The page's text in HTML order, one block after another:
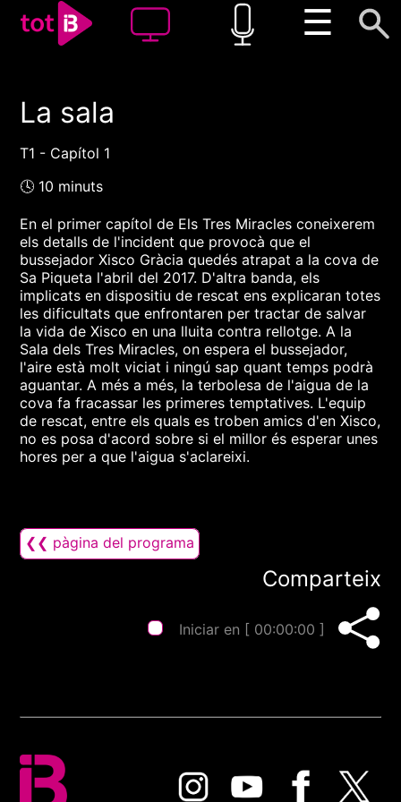
☰
00:00
La sala
T1 - Capítol 1
🕓 10 minuts
En el primer capítol de Els Tres Miracles coneixerem
els detalls de l'incident que provocà que el
bussejador Xisco Gràcia quedés atrapat a la cova de
Sa Piqueta l'abril del 2017. D'altra banda, els
implicats en dispositiu de rescat ens explicaran totes
les dificultats que enfrontaren per tractar de salvar
la vida de Xisco en una lluita contra rellotge. A la
Sala dels Tres Miracles, on espera el bussejador,
l'aire està molt viciat i ningú sap quant temps podrà
aguantar. A més a més, la terbolesa de l'aigua de la
cova fa fracassar les primeres temptatives. L'equip
de rescat, entre els quals es troben amics d'en Xisco,
no es posa d'acord sobre si el millor és esperar unes
hores per a que l'aigua s'aclareixi.
❮❮ pàgina del programa
Comparteix
Iniciar en [ 00:00:00 ]